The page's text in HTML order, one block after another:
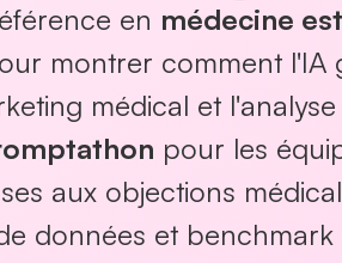
en médecine
montrer comment l'IA
médical et
pour les
aux objections
données et